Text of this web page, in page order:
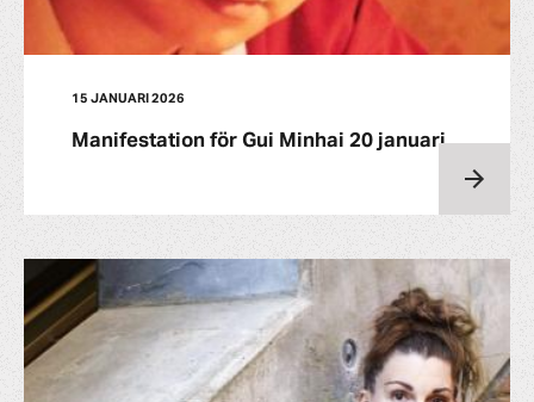
15 JANUARI 2026
Manifestation för Gui Minhai 20 januari